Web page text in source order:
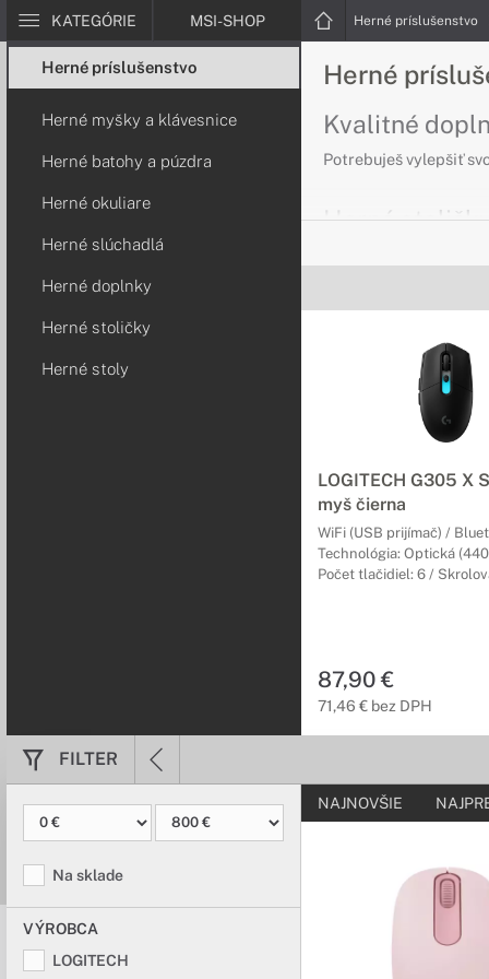
KATEGÓRIE MSI-SHOP Herné príslušenstvo
Herné príslušenstvo
Herné myšky a klávesnice
Herné batohy a púzdra
Herné okuliare
Herné slúchadlá
Herné doplnky
Herné stoličky
Herné stoly
Herné
Kvalitné
Potrebuješ vylepšiť
Herné
Ak potrebujete
výkonnom počítači.
Herné stoly
Maximálny
Herný stôl Arozzi
šírka 82 cm ponúkne
Herné
Chráň svoj zrak
Zvýš svoju
So špičkovými
Herné batohy
Prenášaj svoje
Herné batohy a
zostavu kdekoľvek.
Herné
LOGITECH G305 X
myš čierna
WiFi (USB prijímač) /
Technológia: Optická
Počet tlačidiel: 6 /
87,90 €
71,46 € bez DPH
FILTER
Na sklade
VÝROBCA
LOGITECH
NAJNOVŠIE